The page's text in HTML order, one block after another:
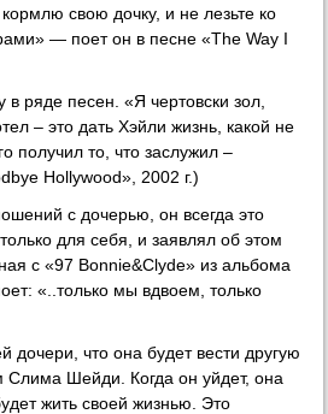
свою дочку, и не лезьте ко
— поет он в песне «The Way I
ряде песен. «Я чертовски зол,
– это дать Хэйли жизнь, какой не
получил то, что заслужил –
Hollywood», 2002 г.)
с дочерью, он всегда это
для себя, и заявлял об этом
с «97 Bonnie&Clyde» из альбома
«..только мы вдвоем, только
дочери, что она будет вести другую
Слима Шейди. Когда он уйдет, она
жить своей жизнью. Это